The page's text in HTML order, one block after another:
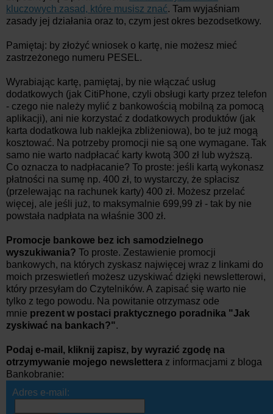
kluczowych zasad, które musisz znać. Tam wyjaśniam
zasady jej działania oraz to, czym jest okres bezodsetkowy.
Pamiętaj: by złożyć wniosek o kartę, nie możesz mieć
zastrzeżonego numeru PESEL.
Wyrabiając kartę, pamiętaj, by nie włączać usług
dodatkowych (jak CitiPhone, czyli obsługi karty przez telefon
- czego nie należy mylić z bankowością mobilną za pomocą
aplikacji), ani nie korzystać z dodatkowych produktów (jak
karta dodatkowa lub naklejka zbliżeniowa), bo te już mogą
kosztować. Na potrzeby promocji nie są one wymagane. Tak
samo nie warto nadpłacać karty kwotą 300 zł lub wyższą.
Co oznacza to nadpłacanie? To proste: jeśli kartą wykonasz
płatności na sumę np. 400 zł, to wystarczy, że spłacisz
(przelewając na rachunek karty) 400 zł. Możesz przelać
więcej, ale jeśli już, to maksymalnie 699,99 zł - tak by nie
powstała nadpłata na właśnie 300 zł.
Promocje bankowe bez ich samodzielnego
wyszukiwania? To proste. Zestawienie promocji
bankowych, na których zyskasz najwięcej wraz z linkami do
moich przeswietleń możesz uzyskiwać dzięki newsletterowi,
który przesyłam do Czytelników. A zapisać się warto nie
tylko z tego powodu. Na powitanie otrzymasz ode
mnie prezent w postaci praktycznego poradnika "Jak
zyskiwać na bankach?".
Podaj e-mail, kliknij zapisz, by wyrazić zgodę na
otrzymywanie mojego newslettera z informacjami z bloga
Bankobranie:
Adres e-mail: